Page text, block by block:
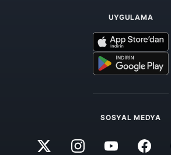
UYGULAMA
SOSYAL MEDYA